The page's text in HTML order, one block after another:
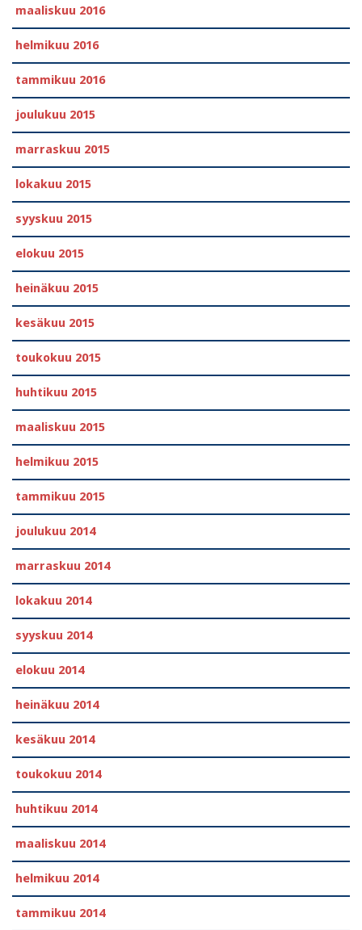
maaliskuu 2016
helmikuu 2016
tammikuu 2016
joulukuu 2015
marraskuu 2015
lokakuu 2015
syyskuu 2015
elokuu 2015
heinäkuu 2015
kesäkuu 2015
toukokuu 2015
huhtikuu 2015
maaliskuu 2015
helmikuu 2015
tammikuu 2015
joulukuu 2014
marraskuu 2014
lokakuu 2014
syyskuu 2014
elokuu 2014
heinäkuu 2014
kesäkuu 2014
toukokuu 2014
huhtikuu 2014
maaliskuu 2014
helmikuu 2014
tammikuu 2014